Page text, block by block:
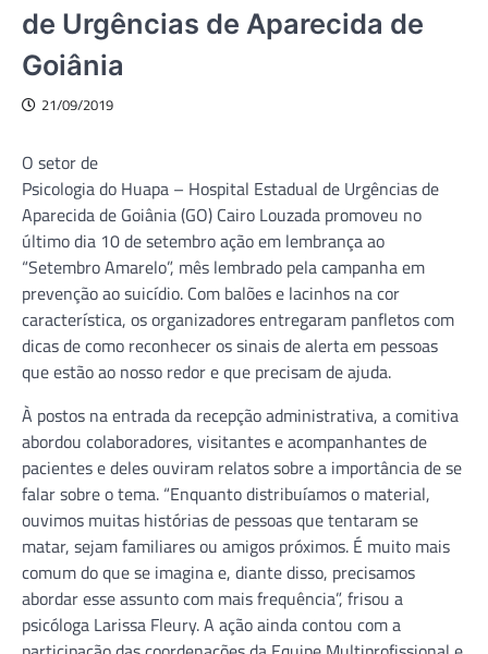
de Urgências de Aparecida de
Goiânia
21/09/2019
O setor de
Psicologia do Huapa – Hospital Estadual de Urgências de
Aparecida de Goiânia (GO) Cairo Louzada promoveu no
último dia 10 de setembro ação em lembrança ao
“Setembro Amarelo”, mês lembrado pela campanha em
prevenção ao suicídio. Com balões e lacinhos na cor
característica, os organizadores entregaram panfletos com
dicas de como reconhecer os sinais de alerta em pessoas
que estão ao nosso redor e que precisam de ajuda.
À postos na entrada da recepção administrativa, a comitiva
abordou colaboradores, visitantes e acompanhantes de
pacientes e deles ouviram relatos sobre a importância de se
falar sobre o tema. “Enquanto distribuíamos o material,
ouvimos muitas histórias de pessoas que tentaram se
matar, sejam familiares ou amigos próximos. É muito mais
comum do que se imagina e, diante disso, precisamos
abordar esse assunto com mais frequência”, frisou a
psicóloga Larissa Fleury. A ação ainda contou com a